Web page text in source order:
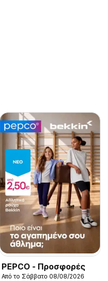
PEPCO - Προσφορές
Από το Σάββατο 08/08/2026